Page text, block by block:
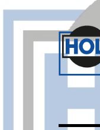
Skip
Skip
Skip
Skip